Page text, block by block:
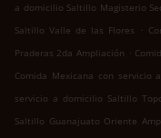
a domicilio Saltillo Magisterio
Saltillo Valle de las Flores
.
Praderas 2da Ampliación .
Comida Mexicana con servicio
servicio a domicilio Saltillo
Saltillo Guanajuato Oriente